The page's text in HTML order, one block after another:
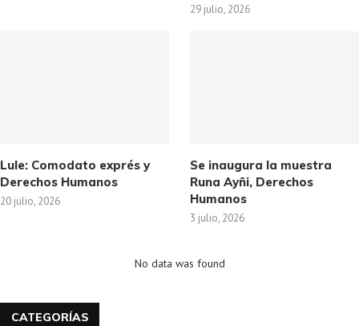
29 julio, 2026
Lule: Comodato exprés y
Derechos Humanos
20 julio, 2026
Se inaugura la muestra
Runa Ayñi, Derechos
Humanos
3 julio, 2026
No data was found
CATEGORÍAS